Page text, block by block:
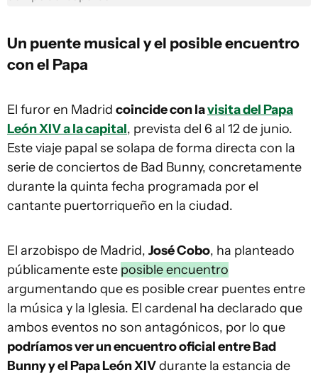
Un puente musical y el posible encuentro
con el Papa
El furor en Madrid coincide con lavisita del Papa
León XIV a la capital, prevista del 6 al 12 de junio.
Este viaje papal se solapa de forma directa con la
serie de conciertos de Bad Bunny, concretamente
durante la quinta fecha programada por el
cantante puertorriqueño en la ciudad.
El arzobispo de Madrid, José Cobo, ha planteado
públicamente este posible encuentro
argumentando que es posible crear puentes entre
la música y la Iglesia. El cardenal ha declarado que
ambos eventos no son antagónicos, por lo que
podríamos ver un encuentro oficial entre Bad
Bunny y el Papa León XIVdurante la estancia de